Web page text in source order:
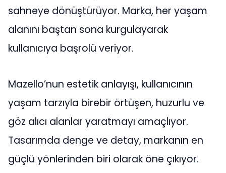
sahneye dönüştürüyor. Marka, her yaşam
alanını baştan sona kurgulayarak
kullanıcıya başrolü veriyor.
Mazello’nun estetik anlayışı, kullanıcının
yaşam tarzıyla birebir örtüşen, huzurlu ve
göz alıcı alanlar yaratmayı amaçlıyor.
Tasarımda denge ve detay, markanın en
güçlü yönlerinden biri olarak öne çıkıyor.